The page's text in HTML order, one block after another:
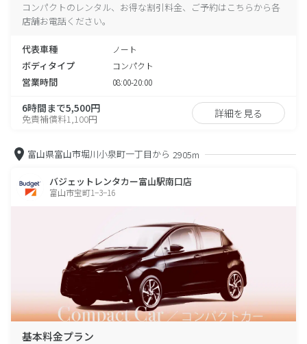
コンパクトのレンタル、お得な割引料金、ご予約はこちらから各
店舗お電話ください。
代表車種 ノート
ボディタイプ コンパクト
営業時間 08:00-20:00
6時間まで5,500円
免責補償料1,100円 詳細を見る
富山県富山市堀川小泉町一丁目から 2905m
バジェットレンタカー富山駅南口店
富山市宝町1−3−16
基本料金プラン